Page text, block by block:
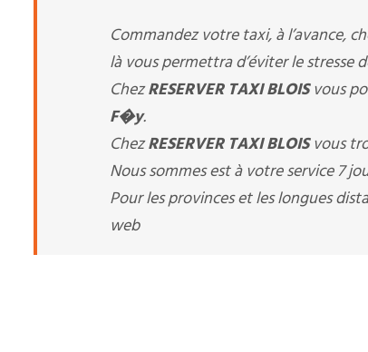
Commandez votre taxi, à l’avance,
là vous permettra d’éviter le stresse
ChezRESERVER TAXI BLOISvous
F�y.
ChezRESERVER TAXI BLOISvous
Nous sommes est à votre service 7
Pour les provinces et les longues
web